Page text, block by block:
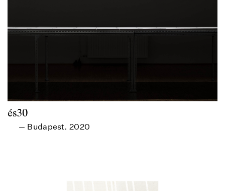
és30
— Budapest, 2020